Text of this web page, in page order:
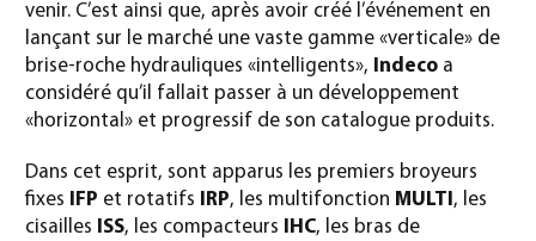
venir. C’est ainsi que, après avoir créé l’événement en
lançant sur le marché une vaste gamme «verticale» de
brise-roche hydrauliques «intelligents»,
Indeco a
considéré qu’il fallait passer à un développement
«horizontal» et progressif de son catalogue produits.
Dans cet esprit, sont apparus les premiers broyeurs
fixes
IFP et rotatifs IRP, les multifonction MULTI , les
cisailles
ISS, les compacteurs IHC, les bras de